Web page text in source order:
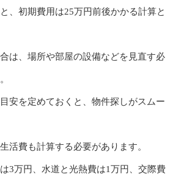
、初期費用は25万円前後かかる計算と
は、場所や部屋の設備などを見直す必
安を定めておくと、物件探しがスムー
活費も計算する必要があります。
3万円、水道と光熱費は1万円、交際費